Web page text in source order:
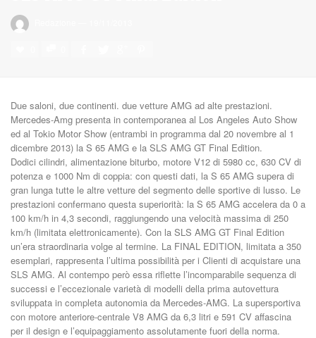
Due saloni, due continenti. due vetture AMG ad alte prestazioni.
Mercedes-Amg presenta in contemporanea al Los Angeles Auto Show
ed al Tokio Motor Show (entrambi in programma dal 20 novembre al 1
dicembre 2013) la S 65 AMG e la SLS AMG GT Final Edition.
Dodici cilindri, alimentazione biturbo, motore V12 di 5980 cc, 630 CV di
potenza e 1000 Nm di coppia: con questi dati, la S 65 AMG supera di
gran lunga tutte le altre vetture del segmento delle sportive di lusso. Le
prestazioni confermano questa superiorità: la S 65 AMG accelera da 0 a
100 km/h in 4,3 secondi, raggiungendo una velocità massima di 250
km/h (limitata elettronicamente). Con la SLS AMG GT Final Edition
un’era straordinaria volge al termine. La FINAL EDITION, limitata a 350
esemplari, rappresenta l’ultima possibilità per i Clienti di acquistare una
SLS AMG. Al contempo però essa riflette l’incomparabile sequenza di
successi e l’eccezionale varietà di modelli della prima autovettura
sviluppata in completa autonomia da Mercedes-AMG. La supersportiva
con motore anteriore-centrale V8 AMG da 6,3 litri e 591 CV affascina
per il design e l’equipaggiamento assolutamente fuori della norma.